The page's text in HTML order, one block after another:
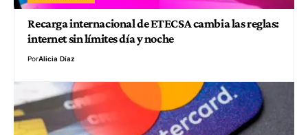
Recarga internacional de ETECSA cambia las reglas:
internet sin límites día y noche
PorAlicia Díaz